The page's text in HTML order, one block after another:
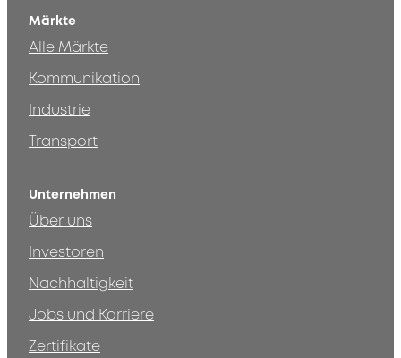
Märkte
Alle Märkte
Kommunikation
Industrie
Transport
Unternehmen
Über uns
Investoren
Nachhaltigkeit
Jobs und Karriere
Zertifikate